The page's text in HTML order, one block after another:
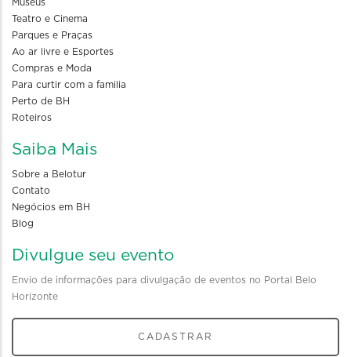
Museus
Teatro e Cinema
Parques e Praças
Ao ar livre e Esportes
Compras e Moda
Para curtir com a familia
Perto de BH
Roteiros
Saiba Mais
Sobre a Belotur
Contato
Negócios em BH
Blog
Divulgue seu evento
Envio de informações para divulgação de eventos no Portal Belo
Horizonte
CADASTRAR